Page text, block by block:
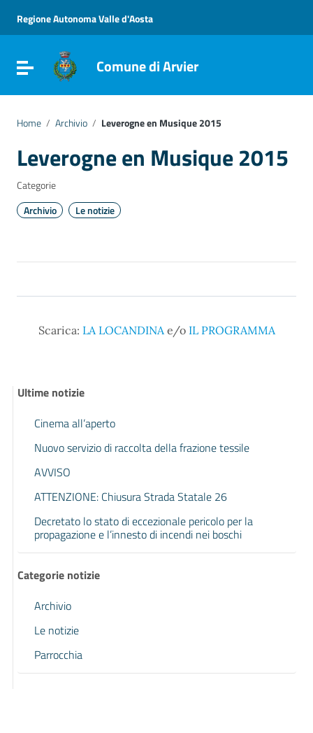
Vai al menu di navigazione
Vai al footer
Regione Autonoma Valle d'Aosta
Attiva / disattiva la navigazione
Comune di Arvier
Home / Archivio / Leverogne en Musique 2015
Leverogne en Musique 2015
Categorie
Archivio
Le notizie
Scarica: LA LOCANDINAe/o IL PROGRAMMA
Ultime notizie
Cinema all’aperto
Nuovo servizio di raccolta della frazione tessile
AVVISO
ATTENZIONE: Chiusura Strada Statale 26
Decretato lo stato di eccezionale pericolo per la
propagazione e l’innesto di incendi nei boschi
Categorie notizie
Archivio
Le notizie
Parrocchia